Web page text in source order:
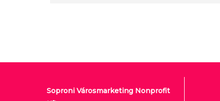
Soproni Városmarketing Nonprofit